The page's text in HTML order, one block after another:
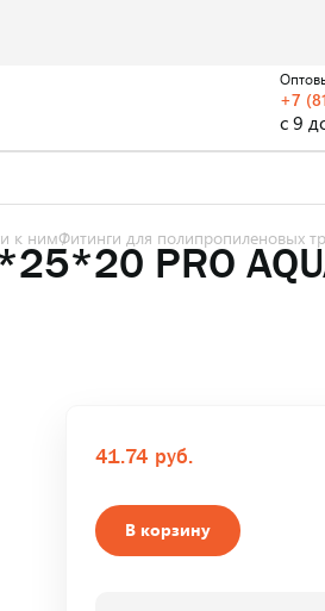
+7
с 9
к нимФитинги для полипропиленовых
PRO
41.74 руб.
В корзину